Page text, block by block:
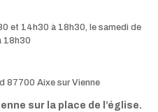
et 14h30 à 18h30, le samedi de
18h30
87700 Aixe sur Vienne
sur la place de l’église.